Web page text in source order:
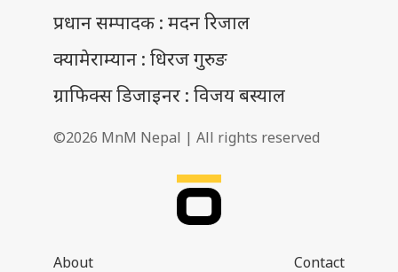
प्रधान सम्पादक : मदन रिजाल
क्यामेराम्यान : धिरज गुरुङ
ग्राफिक्स डिजाइनर : विजय बस्याल
©2026 MnM Nepal | All rights reserved
About Contact